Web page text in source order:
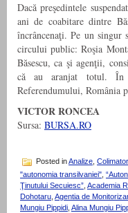
Dacă preşedintele
ani de coabitare dintre
încrâncenaţi. Pe un singur
circului public: Roşia
Băsescu, ca şi agenţii,
că au aranjat totul. În
Referendumului, România
VICTOR RONCEA
Sursa: BURSA.RO
Posted inAnalize
"autonomia transilvaniei",
Ţinutului Secuiesc”, Academia
Dohotaru, Agentia de
Mungiu Pippidi, Alina Mungiu